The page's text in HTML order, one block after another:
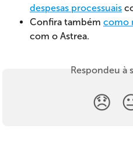
despesas processuais
Confira também como
com o Astrea.
Respondeu à
😞